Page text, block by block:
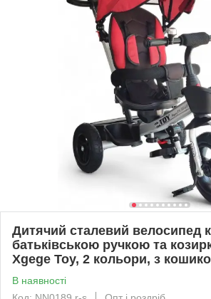
Дитячий сталевий велосипед
батьківською ручкою та
Xgege Toy, 2 кольори, з
В наявності